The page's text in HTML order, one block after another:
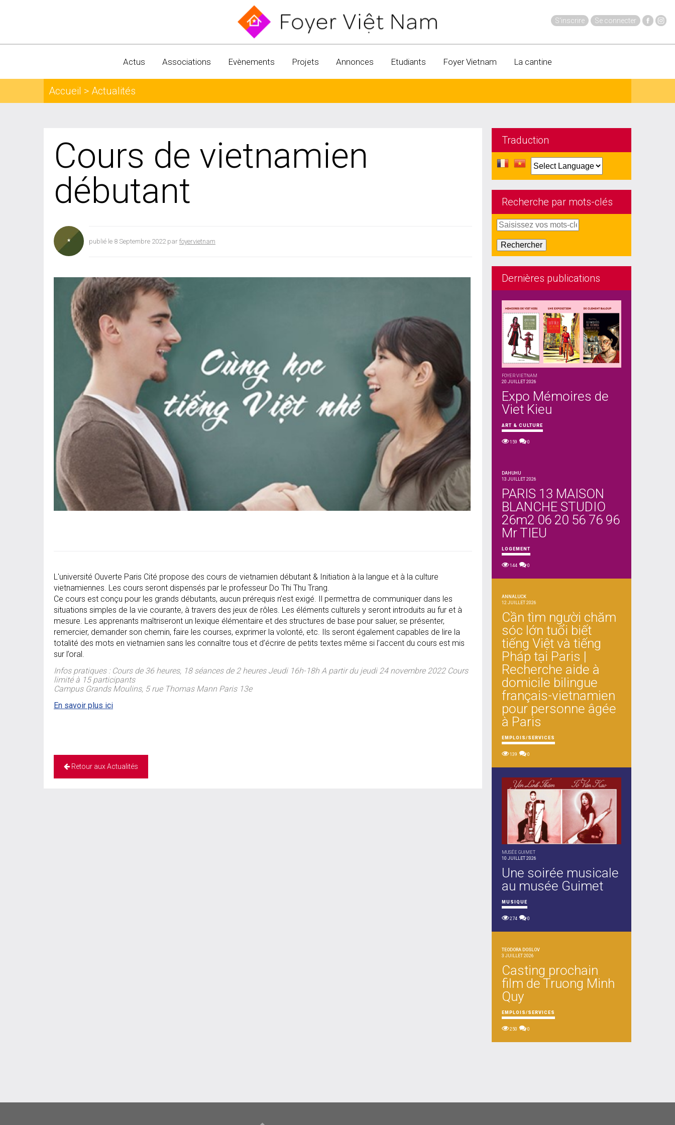
S'inscrire Se connecter
Actus Associations Evènements Projets Annonces Etudiants Foyer Vietnam La cantine
Accueil > Actualités
Cours de vietnamien
débutant
publié le 8 Septembre 2022 par foyervietnam
L'université Ouverte Paris Cité propose des cours de vietnamien débutant & Initiation à la langue et à la culture
vietnamiennes. Les cours seront dispensés par le professeur Do Thi Thu Trang.
Ce cours est conçu pour les grands débutants, aucun prérequis n’est exigé. Il permettra de communiquer dans les
situations simples de la vie courante, à travers des jeux de rôles. Les éléments culturels y seront introduits au fur et à
mesure. Les apprenants maîtriseront un lexique élémentaire et des structures de base pour saluer, se présenter,
remercier, demander son chemin, faire les courses, exprimer la volonté, etc. Ils seront également capables de lire la
totalité des mots en vietnamien sans les connaître tous et d’écrire de petits textes même si l’accent du cours est mis
sur l’oral.
Infos pratiques : Cours de 36 heures, 18 séances de 2 heures Jeudi 16h-18h A partir du jeudi 24 novembre 2022 Cours
limité à 15 participants
Campus Grands Moulins, 5 rue Thomas Mann Paris 13e
En savoir plus ici
Retour aux Actualités
Traduction
Recherche par mots-clés
Dernières publications
FOYER VIETNAM
20 JUILLET 2026
Expo Mémoires de
Viet Kieu
ART & CULTURE
159 0
DAHUHU
13 JUILLET 2026
PARIS 13 MAISON
BLANCHE STUDIO
26m2 06 20 56 76 96
Mr TIEU
LOGEMENT
144 0
ANNALUCK
12 JUILLET 2026
Cần tìm người chăm
sóc lớn tuổi biết
tiếng Việt và tiếng
Pháp tại Paris |
Recherche aide à
domicile bilingue
français-vietnamien
pour personne âgée
à Paris
EMPLOIS/SERVICES
139 0
MUSÉE GUIMET
10 JUILLET 2026
Une soirée musicale
au musée Guimet
MUSIQUE
274 0
TEODORA DOSLOV
3 JUILLET 2026
Casting prochain
film de Truong Minh
Quy
EMPLOIS/SERVICES
250 0